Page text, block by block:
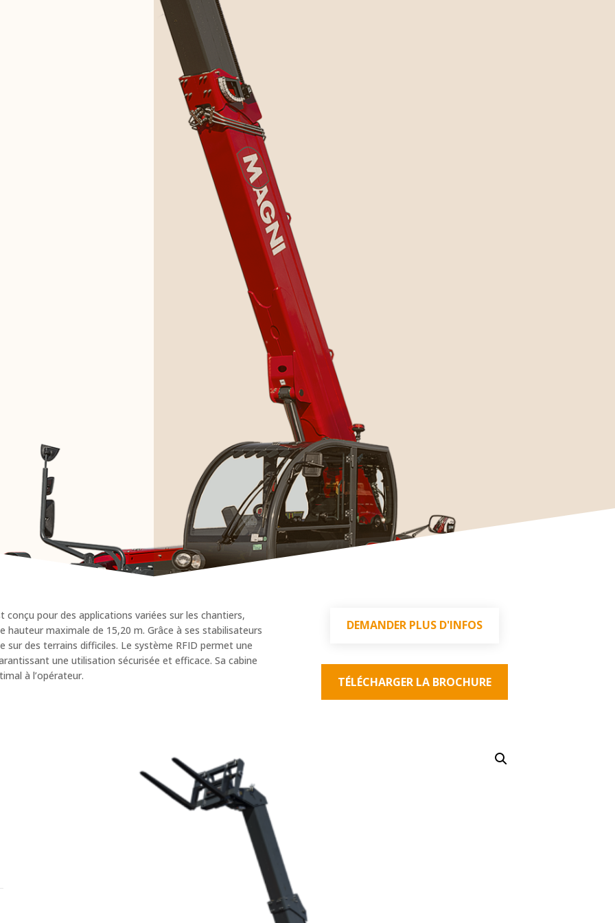
pour des applications variées sur les chantiers,
hauteur maximale de 15,20 m. Grâce à ses stabilisateurs
des terrains difficiles. Le système RFID permet une
une utilisation sécurisée et efficace. Sa cabine
à l’opérateur.
DEMANDER PLUS D'INFOS
TÉLÉCHARGER LA BROCHURE